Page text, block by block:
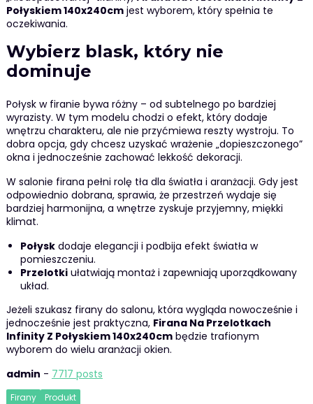
Połyskiem 140x240cmjest wyborem, który spełnia te
oczekiwania.
Wybierz blask, który nie
dominuje
Połysk w firanie bywa różny – od subtelnego po bardziej
wyrazisty. W tym modelu chodzi o efekt, który dodaje
wnętrzu charakteru, ale nie przyćmiewa reszty wystroju. To
dobra opcja, gdy chcesz uzyskać wrażenie „dopieszczonego”
okna i jednocześnie zachować lekkość dekoracji.
W salonie firana pełni rolę tła dla światła i aranżacji. Gdy jest
odpowiednio dobrana, sprawia, że przestrzeń wydaje się
bardziej harmonijna, a wnętrze zyskuje przyjemny, miękki
klimat.
Połyskdodaje elegancji i podbija efekt światła w
pomieszczeniu.
Przelotkiułatwiają montaż i zapewniają uporządkowany
układ.
Jeżeli szukasz firany do salonu, która wygląda nowocześnie i
jednocześnie jest praktyczna, Firana Na Przelotkach
Infinity Z Połyskiem 140x240cmbędzie trafionym
wyborem do wielu aranżacji okien.
admin - 7717 posts
Firany
Produkt